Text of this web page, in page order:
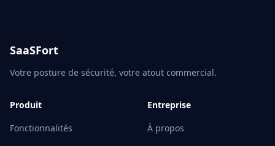
SaaSFort
Votre posture de sécurité, votre atout commercial.
Produit
Fonctionnalités
Entreprise
À propos